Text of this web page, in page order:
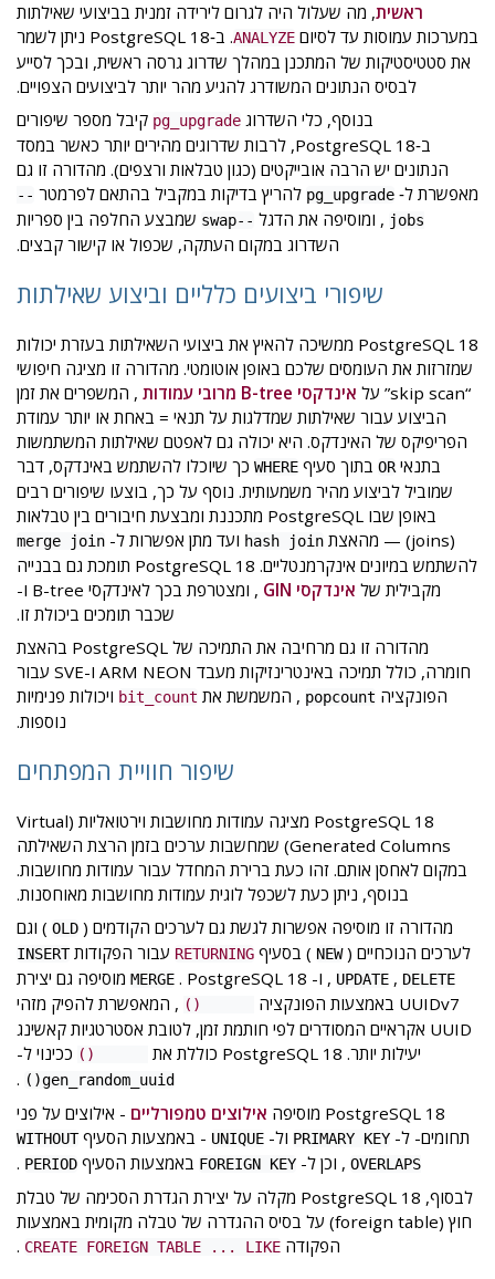
ראשית, מה שעלול היה לגרום לירידה זמנית בביצועי שאילתות
במערכות עמוסות עד לסיום ANALYZE
. ב‑PostgreSQL 18 ניתן לשמר
את סטטיסטיקות של המתכנן במהלך שדרוג גרסה ראשית, ובכך לסייע
לבסיס הנתונים המשודרג להגיע מהר יותר לביצועים הצפויים.
בנוסף, כלי השדרוג pg_upgrade קיבל מספר שיפורים
ב‑PostgreSQL 18, לרבות שדרוגים מהירים יותר כאשר במסד
הנתונים יש הרבה אובייקטים (כגון טבלאות ורצפים). מהדורה זו גם
מאפשרת ל‑ pg_upgrade להריץ בדיקות במקביל בהתאם לפרמטר --
jobs , ומוסיפה את הדגל --swap
שמבצע החלפה בין ספריות
השדרוג במקום העתקה, שכפול או קישור קבצים.
שיפורי ביצועים כלליים וביצוע שאילתות
PostgreSQL 18 ממשיכה להאיץ את ביצועי השאילתות בעזרת יכולות
שמזרזות את העומסים שלכם באופן אוטומטי. מהדורה זו מציגה חיפושי
“skip scan” על
אינדקסי B-tree מרובי עמודות
, המשפרים את זמן
הביצוע עבור שאילתות שמדלגות על תנאי = באחת או יותר עמודת
הפריפיקס של האינדקס. היא יכולה גם לאפטם שאילתות המשתמשות
בתנאי OR בתוך סעיף WHERE כך שיוכלו להשתמש באינדקס, דבר
שמוביל לביצוע מהיר משמעותית. נוסף על כך, בוצעו שיפורים רבים
באופן שבו PostgreSQL מתכננת ומבצעת חיבורים בין טבלאות
(joins) — מהאצת
hash join ועד מתן אפשרות ל- merge join
להשתמש במיונים אינקרמנטליים. PostgreSQL 18 תומכת גם בבנייה
מקבילית של אינדקסי GIN
, ומצטרפת בכך לאינדקסי B-tree ו-
שכבר תומכים ביכולת זו.
מהדורה זו גם מרחיבה את התמיכה של PostgreSQL בהאצת
חומרה, כולל תמיכה באינטרינזיקות מעבד ARM NEON ו-SVE עבור
הפונקציה popcount , המשמשת את bit_count ויכולות פנימיות
נוספות.
שיפור חוויית המפתחים
PostgreSQL 18 מציגה עמודות מחושבות וירטואליות (Virtual
Generated Columns) שמחשבות ערכים בזמן הרצת השאילתה
במקום לאחסן אותם. זהו כעת ברירת המחדל עבור עמודות מחושבות.
בנוסף, ניתן כעת לשכפל לוגית עמודות מחושבות מאוחסנות.
מהדורה זו מוסיפה אפשרות לגשת גם לערכים הקודמים ( OLD ) וגם
לערכים הנוכחיים (NEW ) בסעיף RETURNING עבור הפקודותINSERT
, UPDATE , DELETE ו- MERGE . PostgreSQL 18 מוסיפה גם יצירת
UUIDv7 באמצעות הפונקציה
, המאפשרת להפיק מזהי
UUID אקראיים המסודרים לפי חותמת זמן, לטובת אסטרטגיות קאשינג
יעילות יותר. PostgreSQL 18 כוללת את
ככינוי ל-
gen_random_uuid()
.
PostgreSQL 18 מוסיפה
אילוצים טמפורליים - אילוצים על פני
תחומים- ל- PRIMARY KEY ול- UNIQUE - באמצעות הסעיףWITHOUT
OVERLAPS , וכן ל- FOREIGN KEY באמצעות הסעיף PERIOD
.
לבסוף, PostgreSQL 18 מקלה על יצירת הגדרת הסכימה של טבלת
חוץ (foreign table) על בסיס ההגדרה של טבלה מקומית באמצעות
הפקודה CREATE FOREIGN TABLE ... LIKE
.